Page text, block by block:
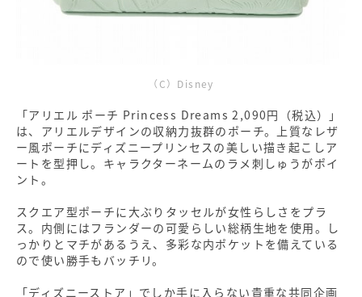
（C）Disney
「アリエル ポーチ Princess Dreams 2,090円（税込）」
は、アリエルデザインの収納力抜群のポーチ。上質なレザ
ー風ポーチにディズニープリンセスの美しい描き起こしア
ートを型押し。キャラクターネームのラメ刺しゅうがポイ
ント。
スクエア型ポーチに大ぶりタッセルが女性らしさをプラ
ス。内側にはフランダーの可愛らしい総柄生地を使用。し
っかりとマチがあるうえ、多彩な内ポケットを備えている
ので使い勝手もバッチリ。
「ディズニーストア」でしか手に入らない貴重な共同企画